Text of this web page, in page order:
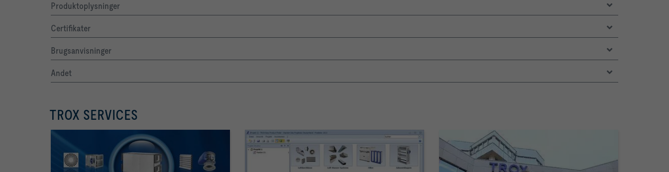
Produktoplysninger
Certifikater
Brugsanvisninger
Andet
TROX SERVICES